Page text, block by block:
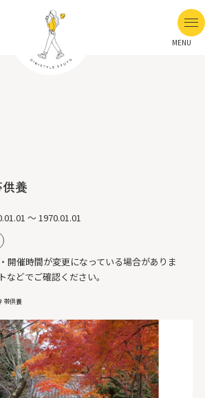
MENU
養
～ 1970.01.01
開催時間が変更になっている場合がありま
などでご確認ください。
帯供養